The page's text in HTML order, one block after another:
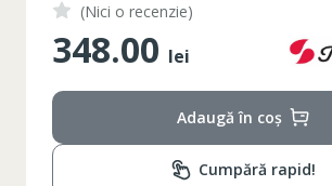
Inaltime
Circumferinta pieptului 86-96
Circumferinta taliei 74-78
(Nici o recenzie)
348.00 lei
Adaugă în coș
Cumpără rapid!